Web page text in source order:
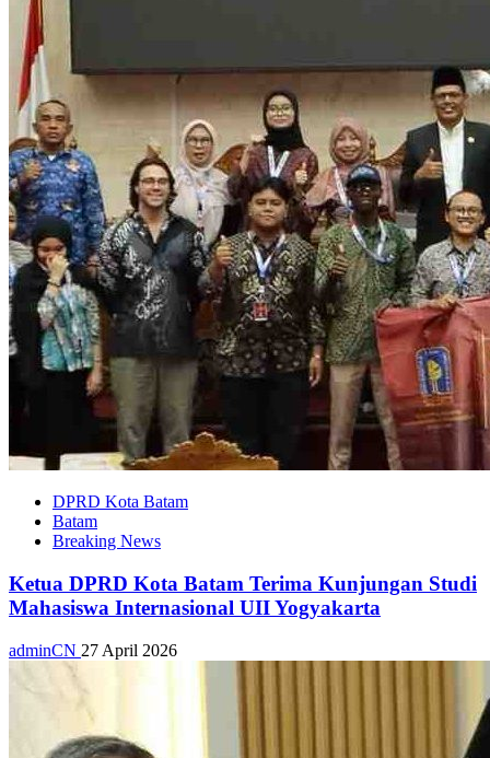
DPRD Kota Batam
Batam
Breaking News
Ketua DPRD Kota Batam Terima Kunjungan Studi
Mahasiswa Internasional UII Yogyakarta
adminCN 27 April 2026